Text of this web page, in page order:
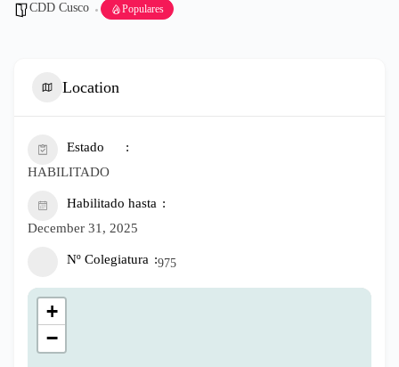
CDD Cusco Populares
Location
Estado
HABILITADO
Habilitado hasta
December 31, 2025
Nº Colegiatura 975
+
−